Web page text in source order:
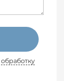
обработку